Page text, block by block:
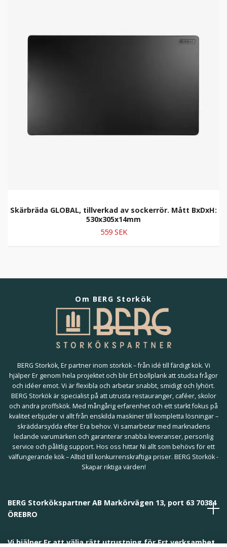
Skärbräda GLOBAL, tillverkad av sockerrör. Mått BxDxH:
530x305x14mm
559 SEK
Om BERG Storkök
BERG Storkök, Er partner inom storkök – från idé till färdigt kök. Vi
hjälper Er genom hela projektet och blir Ert bollplank att studsa frågor
och idéer emot. Vi är flexibla och arbetar snabbt, smidigt och lyhört.
BERG Storkök är specialist på att utrusta restauranger, caféer, skolor
och andra proffskök. Med mångårig erfarenhet och ett starkt fokus på
kvalitet erbjuder vi allt från enskilda maskiner till kompletta lösningar –
skräddarsydda efter Era behov. Vi samarbetar med marknadens
ledande varumärken och garanterar snabba leveranser, personlig
service och pålitlig support. Hos oss hittar Ni allt som behövs för ett
välfungerande kök – Alltid till konkurrenskraftiga priser. BERG Storkök -
Skapar riktiga värden!
BERG Storkökspartner AB Markörvägen 13, port 63 70384
ÖREBRO
Vi hjälper Er att välja rätt utrustning för Ert verksamhet